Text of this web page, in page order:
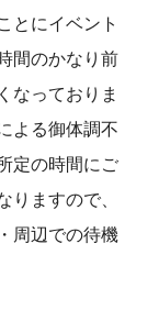
とにイベント
間のかなり前
なっておりま
よる御体調不
定の時間にご
りますので、
周辺での待機